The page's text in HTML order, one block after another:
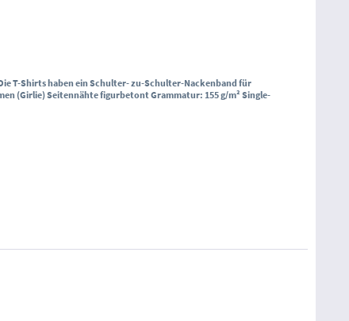
T-Shirts haben ein Schulter- zu-Schulter-Nackenband für
(Girlie) Seitennähte figurbetont Grammatur: 155 g/m² Single-